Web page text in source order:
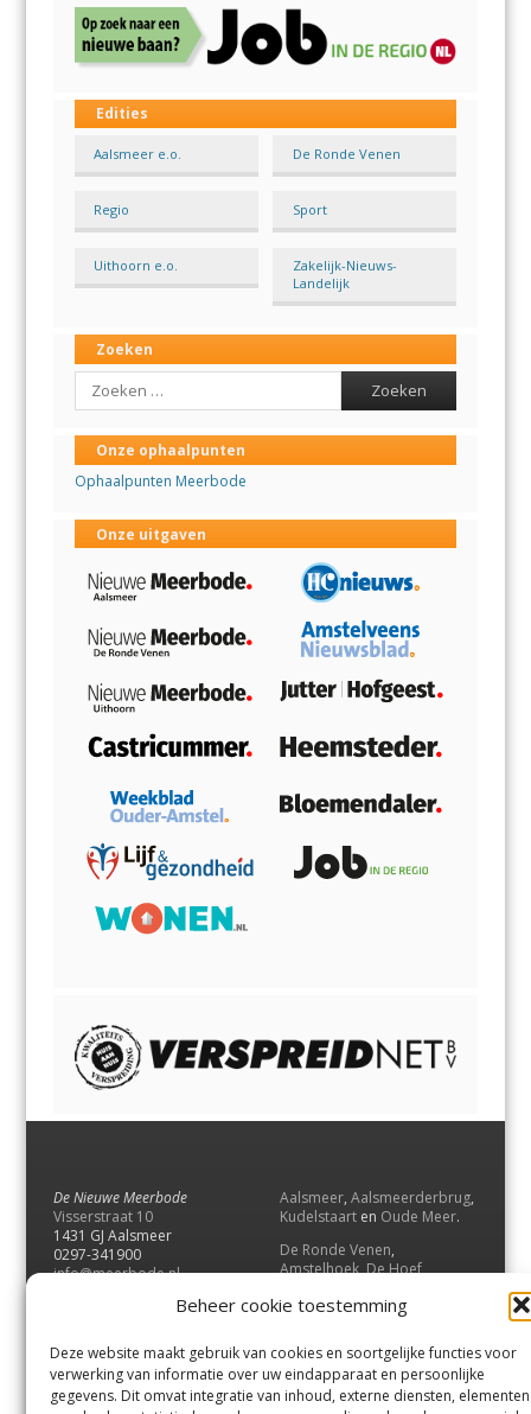
Beheer cookie toestemming
Deze website maakt gebruik van cookies en soortgelijke functies voor
verwerking van informatie over uw eindapparaat en persoonlijke
gegevens. Dit omvat integratie van inhoud, externe diensten, elementen
Edities
Aalsmeer e.o. De Ronde Venen
Regio Sport
Uithoorn e.o.
Zakelijk-Nieuws-
Landelijk
Zoeken
Search
Onze ophaalpunten
Ophaalpunten Meerbode
Onze uitgaven
De Nieuwe Meerbode
Visserstraat 10
1431 GJ Aalsmeer
0297-341900
info@meerbode.nl
Aalsmeer, Aalsmeerderbrug,
Kudelstaart en Oude Meer.
De Ronde Venen,
Amstelhoek,De Hoef,
Vrouwenakker,Waverveen
UithoornenDe Kwakel.